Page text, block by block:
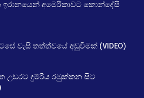
අමෙරිකාවට කොන්දේසී
වැසි තත්ත්වයේ අඩුවීමක් (VIDEO)
උඩරට දුම්රිය රඹුක්කන සිට